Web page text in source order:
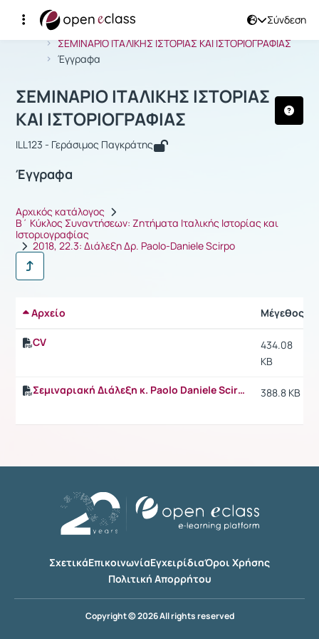
Σύνδεση
Αρχική Σελίδα
ΣΕΜΙΝΑΡΙΟ ΙΤΑΛΙΚΗΣ ΙΣΤΟΡΙΑΣ ΚΑΙ ΙΣΤΟΡΙΟΓΡΑΦΙΑΣ
Έγγραφα
Μάθημα : ΣΕΜΙΝΑΡΙΟ ΙΤΑΛΙΚΗΣ
ΣΕΜΙΝΑΡΙΟ ΙΤΑΛΙΚΗΣ ΙΣΤΟΡΙΑΣ
ΚΑΙ ΙΣΤΟΡΙΟΓΡΑΦΙΑΣ
ILL123 - Γεράσιμος Παγκράτης
Έγγραφα
Αρχικός κατάλογος
Β΄ Κύκλος Συναντήσεων: Ζητήματα Ιταλικής Ιστορίας και
Ιστοριογραφίας
2018, 22.3: Διάλεξη Δρ. Paolo-Daniele Scirpo
Αρχείο Μέγεθος
CV
434.08
KB
Σεμιναριακή Διάλεξη κ. Paolo Daniele Scirpo 388.8 KB
ΣχετικάΕπικοινωνίαΕγχειρίδιαΌροι Χρήσης
Πολιτική Απορρήτου
Copyright © 2026 All rights reserved